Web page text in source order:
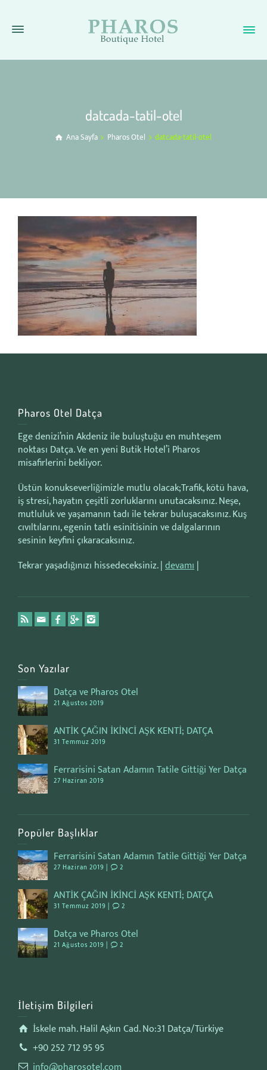
datcada-tatil-otel
Ana Sayfa Pharos Otel datcada-tatil-otel
Pharos Otel Datça
Ege denizi’nin Akdeniz ile buluştuğu en muhteşem
noktası Datça. Ve en yeni Butik Hotel’i Pharos
misafirlerini bekliyor.
Üstün konukseverliğimizle mutlu olacak;Trafik, kötü hava,
iş stresi, hayatın çeşitli zorluklarını unutacaksınız. Neşe,
mutluluk ve yaşamanın tadı ile tekrar buluşacaksınız. Kuş
cıvıltılarını, egenin tatlı esinitisinin ve dalgalarının
sesinin keyfini çıkaracaksınız.
Tekrar yaşadığınızı hissedeceksiniz. |devamı|
Son Yazılar
Datça ve Pharos Otel
21 Ağustos 2019
ANTİK ÇAĞIN İKİNCİ AŞK KENTİ; DATÇA
31 Temmuz 2019
Ferrarisini Satan Adamın Tatile Gittiği Yer Datça
27 Haziran 2019
Popüler Başlıklar
Ferrarisini Satan Adamın Tatile Gittiği Yer Datça
27 Haziran 2019 | 2
ANTİK ÇAĞIN İKİNCİ AŞK KENTİ; DATÇA
31 Temmuz 2019 | 2
Datça ve Pharos Otel
21 Ağustos 2019 | 2
İletişim Bilgileri
İskele mah. Halil Aşkın Cad. No:31 Datça/Türkiye
+90 252 712 95 95